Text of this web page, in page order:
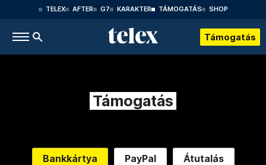
TELEX AFTER G7 KARAKTER TÁMOGATÁS SHOP
Támogatás
Támogatás
Bankkártya PayPal Átutalás